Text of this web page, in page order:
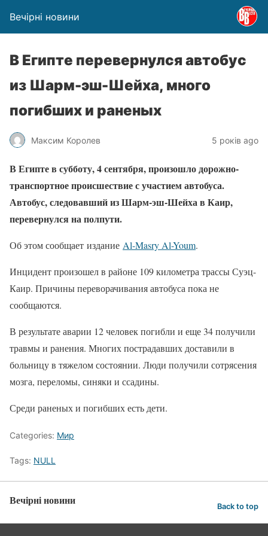
Вечірні новини
В Египте перевернулся автобус
из Шарм-эш-Шейха, много
погибших и раненых
Максим Королев 5 років ago
В Египте в субботу, 4 сентября, произошло дорожно-
транспортное происшествие с участием автобуса.
Автобус, следовавший из Шарм-эш-Шейха в Каир,
перевернулся на полпути.
Об этом сообщает издание Al-Masry Al-Youm.
Инцидент произошел в районе 109 километра трассы Суэц-
Каир. Причины переворачивания автобуса пока не
сообщаются.
В результате аварии 12 человек погибли и еще 34 получили
травмы и ранения. Многих пострадавших доставили в
больницу в тяжелом состоянии. Люди получили сотрясения
мозга, переломы, синяки и ссадины.
Среди раненых и погибших есть дети.
Categories: Мир
Tags: NULL
Вечірні новини Back to top